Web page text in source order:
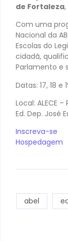
de Fortaleza
Com uma
Nacional da
Escolas do
cidadã,
Parlamento e
Datas: 17, 18 e
Local: ALECE
Ed. Dep. José
Inscreva-se
Hospedagem
abel